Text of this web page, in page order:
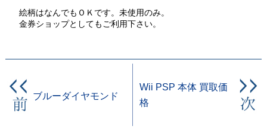
絵柄はなんでもＯＫです。未使用のみ。
金券ショップとしてもご利用下さい。
ブルーダイヤモンド
Wii PSP 本体 買取価
格